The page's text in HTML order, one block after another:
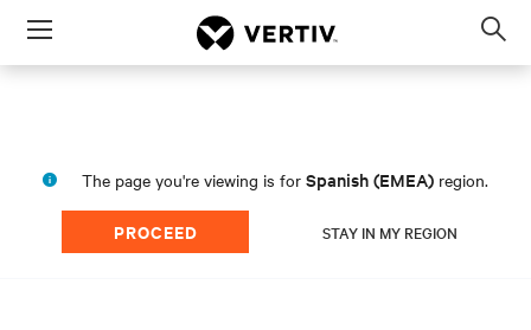
Menu
The page you're viewing is for Spanish (EMEA) region.
PROCEED STAY IN MY REGION